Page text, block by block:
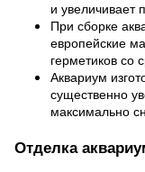
и увеличивает
При сборке
европейские
герметиков со
Аквариум
существенно
максимально
Отделка